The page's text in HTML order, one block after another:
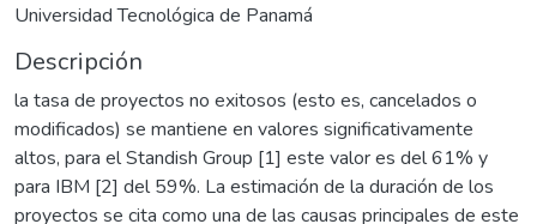
Universidad Tecnológica de Panamá
Descripción
la tasa de proyectos no exitosos (esto es, cancelados o
modificados) se mantiene en valores significativamente
altos, para el Standish Group [1] este valor es del 61% y
para IBM [2] del 59%. La estimación de la duración de los
proyectos se cita como una de las causas principales de este